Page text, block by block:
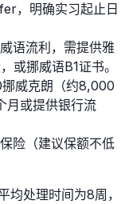
，明确实习起止日
语流利，需提供雅
或挪威语B1证书。
威克朗（约8,000
月或提供银行流
险（建议保额不低
均处理时间为8周，